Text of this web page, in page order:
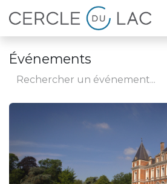
Se rendre au contenu
Événements